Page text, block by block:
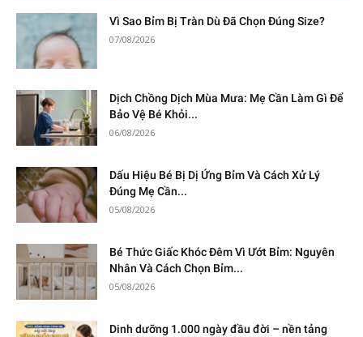
Vì Sao Bỉm Bị Tràn Dù Đã Chọn Đúng Size?
07/08/2026
Dịch Chồng Dịch Mùa Mưa: Mẹ Cần Làm Gì Để
Bảo Vệ Bé Khỏi...
06/08/2026
Dấu Hiệu Bé Bị Dị Ứng Bỉm Và Cách Xử Lý
Đúng Mẹ Cần...
05/08/2026
Bé Thức Giấc Khóc Đêm Vì Ướt Bỉm: Nguyên
Nhân Và Cách Chọn Bỉm...
05/08/2026
Dinh dưỡng 1.000 ngày đầu đời – nền tảng